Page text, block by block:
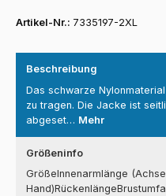
Artikel-Nr.: 7335197-2XL
Beschreibung
Das schwarze
zu tragen. Die Jacke ist
abgeset… Mehr
Größeninfo
GrößeInnenarmlänge